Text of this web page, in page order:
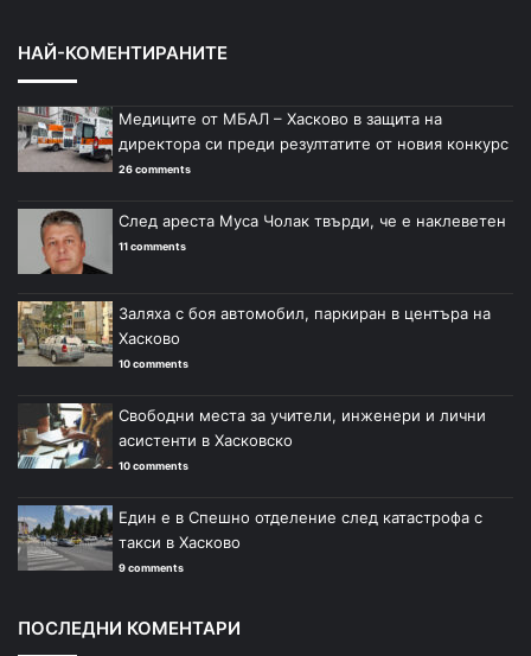
НАЙ-КОМЕНТИРАНИТЕ
Медиците от МБАЛ – Хасково в защита на
директора си преди резултатите от новия конкурс
26 comments
След ареста Муса Чолак твърди, че е наклеветен
11 comments
Заляха с боя автомобил, паркиран в центъра на
Хасково
10 comments
Свободни места за учители, инженери и лични
асистенти в Хасковско
10 comments
Един е в Спешно отделение след катастрофа с
такси в Хасково
9 comments
ПОСЛЕДНИ КОМЕНТАРИ